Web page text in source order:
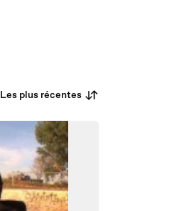
Les plus récentes